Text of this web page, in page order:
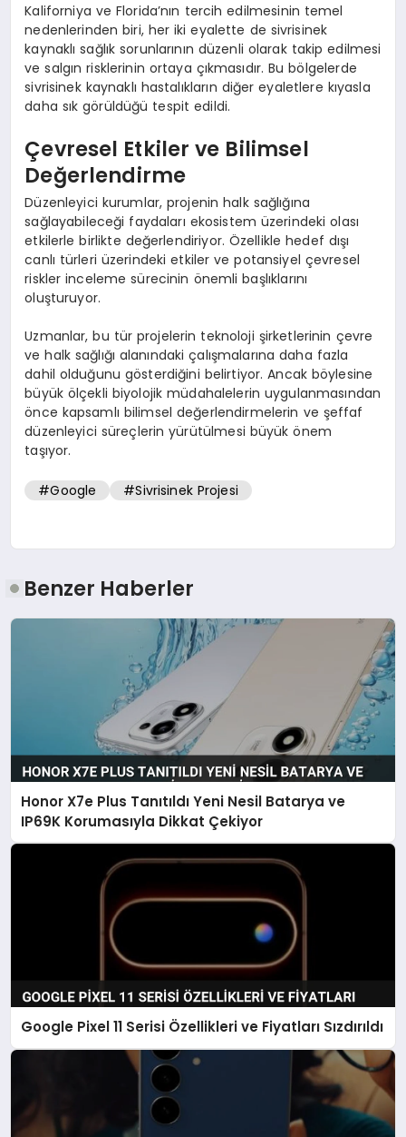
Kaliforniya ve Florida’nın tercih edilmesinin temel
nedenlerinden biri, her iki eyalette de sivrisinek
kaynaklı sağlık sorunlarının düzenli olarak takip edilmesi
ve salgın risklerinin ortaya çıkmasıdır. Bu bölgelerde
sivrisinek kaynaklı hastalıkların diğer eyaletlere kıyasla
daha sık görüldüğü tespit edildi.
Çevresel Etkiler ve Bilimsel
Değerlendirme
Düzenleyici kurumlar, projenin halk sağlığına
sağlayabileceği faydaları ekosistem üzerindeki olası
etkilerle birlikte değerlendiriyor. Özellikle hedef dışı
canlı türleri üzerindeki etkiler ve potansiyel çevresel
riskler inceleme sürecinin önemli başlıklarını
oluşturuyor.
Uzmanlar, bu tür projelerin teknoloji şirketlerinin çevre
ve halk sağlığı alanındaki çalışmalarına daha fazla
dahil olduğunu gösterdiğini belirtiyor. Ancak böylesine
büyük ölçekli biyolojik müdahalelerin uygulanmasından
önce kapsamlı bilimsel değerlendirmelerin ve şeffaf
düzenleyici süreçlerin yürütülmesi büyük önem
taşıyor.
#Google #Sivrisinek Projesi
Benzer Haberler
Honor X7e Plus Tanıtıldı Yeni Nesil Batarya ve
IP69K Korumasıyla Dikkat Çekiyor
Google Pixel 11 Serisi Özellikleri ve Fiyatları Sızdırıldı